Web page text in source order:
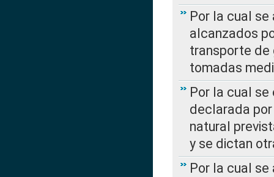
Por la cual
alcanzados
transporte de
tomadas
Por la cual
declarada
natural
y se dictan
Por la cual se